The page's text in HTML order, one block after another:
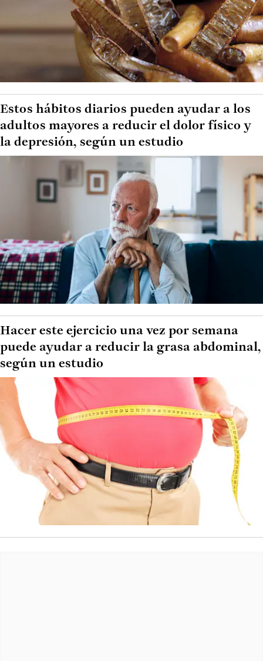
Estos hábitos diarios pueden ayudar a los
adultos mayores a reducir el dolor físico y
la depresión, según un estudio
Hacer este ejercicio una vez por semana
puede ayudar a reducir la grasa abdominal,
según un estudio